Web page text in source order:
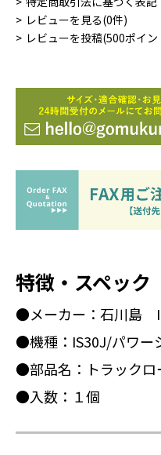
レビューを見る(0件)
レビューを投稿(500ポイ
特徴・スペック
●メーカー：石川島
●機種：IS30J/パワー
●部品名：トラックロ
●入数：１個